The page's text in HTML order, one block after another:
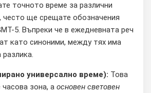
точното време за различни
често ще срещате обозначения
5. Въпреки че в ежедневната реч
като синоними, между тях има
универсално време): Това
зона, а основен световен